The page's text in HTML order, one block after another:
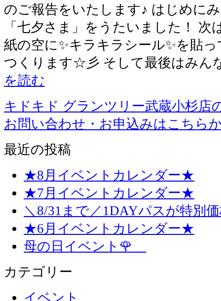
のご報告をいたします♪ はじめに
「七夕さま」をうたいました！
紙の空に✨キラキラシール✨を貼
つくります☆彡 そして最後はみん
を読む
キドキド グランツリー武蔵小杉店
お問い合わせ・お申込みはこちら
最近の投稿
★8月イベントカレンダー★
★7月イベントカレンダー★
＼8/31まで／1DAYパスが特別
★6月イベントカレンダー★
母の日イベント🌹
カテゴリー
イベント